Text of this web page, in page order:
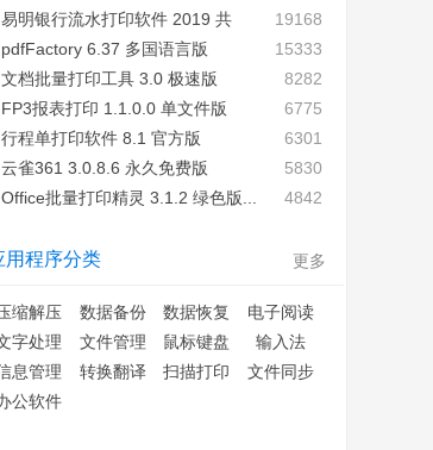
19168
易明银行流水打印软件 2019 共
...
15333
pdfFactory 6.37 多国语言版
8282
文档批量打印工具 3.0 极速版
6775
FP3报表打印 1.1.0.0 单文件版
6301
行程单打印软件 8.1 官方版
5830
云雀361 3.0.8.6 永久免费版
4842
Office批量打印精灵 3.1.2 绿色版...
更多
用程序分类
缩解压 数据备份 数据恢复
电子阅读
字处理
文件管理 鼠标键盘
输入法
息管理
转换翻译 扫描打印
文件同步
公软件